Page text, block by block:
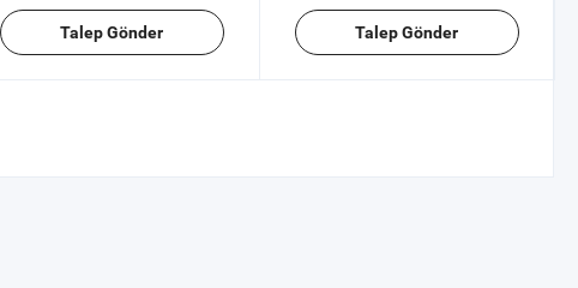
Talep Gönder Talep Gönder